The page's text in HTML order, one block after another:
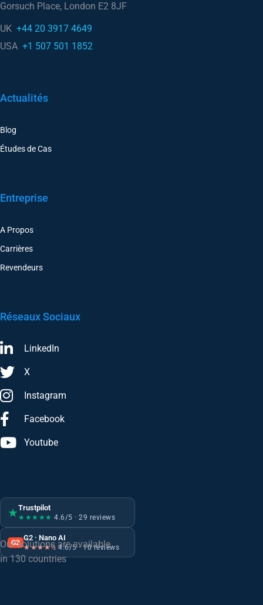
Gorsuch Place, London E2 8JF
UK +44 20 3917 4649
USA +1 507 501 1852
Actualités
Blog
Études de Cas
Entreprise
A Propos
Carrières
Revendeurs
Réseaux Sociaux
LinkedIn
X
Instagram
Facebook
Youtube
G2
G2 · Nano AI
★★★★½ 4.6/5 · 10 reviews
★Trustpilot
★★★★★ 4.6/5 · 29 reviews
Our solutions are available
in 130 countries